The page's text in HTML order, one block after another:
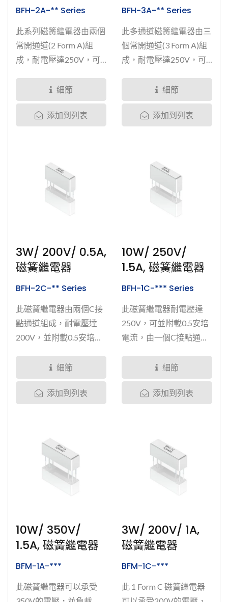
BFH-2A-** Series
此系列磁簧繼電器由兩個
常開通道(2 Form A)組
成，耐電壓達250V，可
電壓有5V與12V的選擇。
拓緯另設計於磁簧繼電器
的開關接點上噴灑釕、
使用壽命BFH系列透過成
熟封裝技術完全密封，讓
產品擁有出色的絕緣阻抗
BFH...
細節
添加到列表
BFH-3A-** Series
此多通道磁簧繼電器由三
個常開通道(3 Form A)組
成，耐電壓達250V，可
電壓有5V與12V的選擇。
拓緯另設計於磁簧繼電器
的開關接點上噴灑釕、
性氣體，進而大幅提高內
部磁簧開關的可靠性與使
用壽命。磁簧繼電器透過
抗10^12歐姆，加上無漏
流及低且穩定阻值的電
性，BFH...
細節
添加到列表
3W/ 200V/ 0.5A,
磁簧繼電器
BFH-2C-** Series
此磁簧繼電器由兩個C接
點通道組成，耐電壓達
200V，並附載0.5安培電
的選擇。拓緯另設計於磁
簧繼電器的開關接點上噴
灑釕、銠、銥、鉑和鎢等
提高內部磁簧開關的可靠
性與使用壽命。磁簧繼電
器透過成熟封裝技術完全
上無漏流及低且穩定阻值
的電性，BFH...
細節
添加到列表
10W/ 250V/
1.5A, 磁簧繼電器
BFH-1C-*** Series
此磁簧繼電器耐電壓達
250V，可並附載0.5安培
電流，由一個C接點通道
12V的選擇。拓緯另設計
於磁簧繼電器的開關接點
上噴灑釕、銠、銥、鉑和
而大幅提高內部磁簧開關
的可靠性與使用壽命。磁
簧繼電器透過成熟封裝技
姆，加上無漏流及低且穩
定阻值的電性，BFH...
細節
添加到列表
10W/ 350V/
1.5A, 磁簧繼電器
BFM-1A-***
此磁簧繼電器可以承受
3W/ 200V/ 1A,
磁簧繼電器
BFM-1C-***
此 1 Form C 磁簧繼電器